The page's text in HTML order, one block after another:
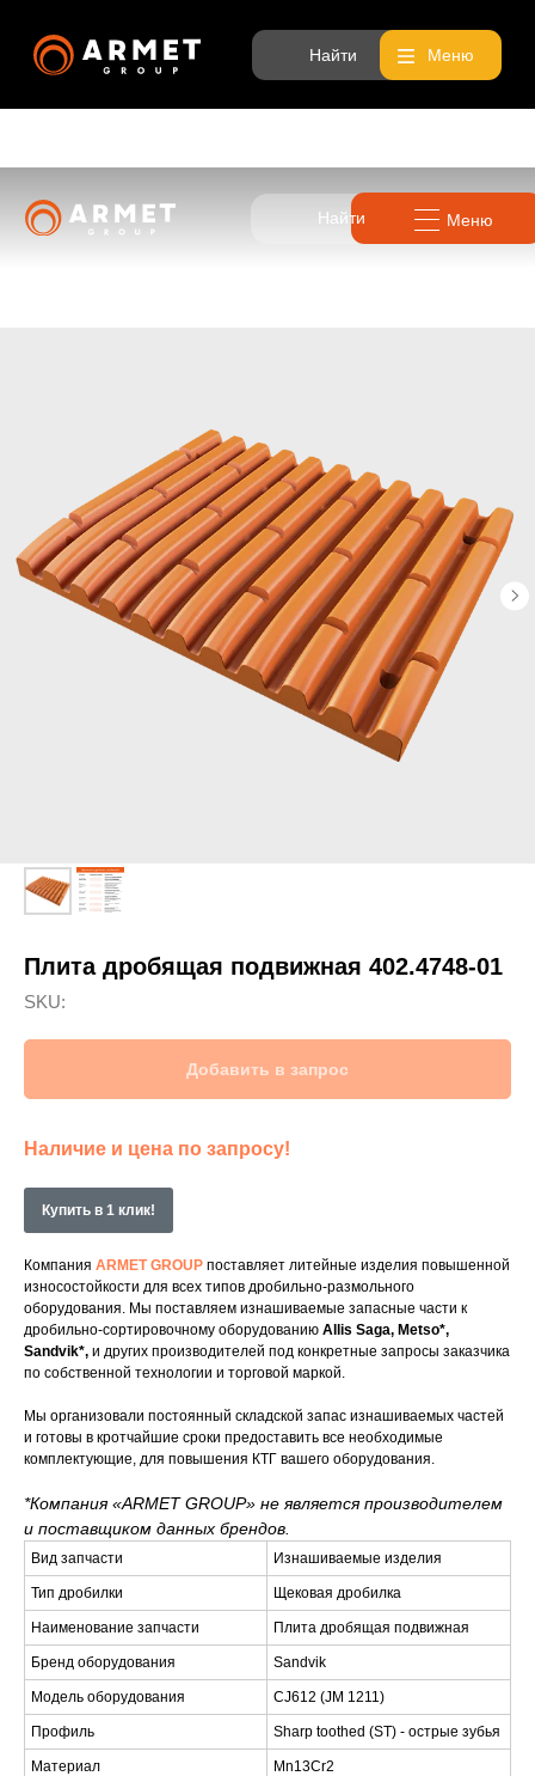
Найти
Плита дробящая подвижная 402.4748-01
SKU:
Добавить в запрос
Наличие и цена по запросу!
Купить в 1 клик!
Компания ARMET GROUP поставляет литейные изделия повышенной
износостойкости для всех типов дробильно-размольного
оборудования. Мы поставляем изнашиваемые запасные части к
дробильно-сортировочному оборудованию Allis Saga, Metso*,
Sandvik*, и других производителей под конкретные запросы заказчика
по собственной технологии и торговой маркой.
Мы организовали постоянный складской запас изнашиваемых частей
и готовы в кротчайшие сроки предоставить все необходимые
комплектующие, для повышения КТГ вашего оборудования.
*Компания «ARMET GROUP» не является производителем
и поставщиком данных брендов.
Вид запчасти Изнашиваемые изделия
Тип дробилки Щековая дробилка
Наименование запчасти Плита дробящая подвижная
Бренд оборудования Sandvik
Модель оборудования CJ612 (JM 1211)
Профиль Sharp toothed (ST) - острые зубья
Материал Mn13Cr2